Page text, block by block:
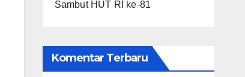
Sambut HUT RI ke-81
Komentar Terbaru